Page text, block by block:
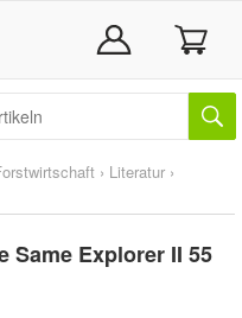
› Literatur ›
Same Explorer II 55